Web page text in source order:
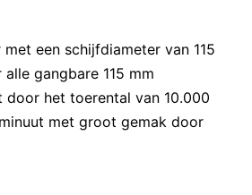
een schijfdiameter van 115
gangbare 115 mm
door het toerental van 10.000
met groot gemak door